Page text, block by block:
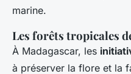
marine.
Les forêts tropicales
À Madagascar, les
à préserver la flore et la